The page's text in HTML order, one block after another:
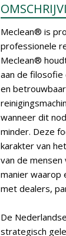
Meclean® is
professionele
Meclean®
aan de filosofie
en
wanneer dit
minder. Deze
karakter van
van de
manier
met dealers,
De
strategisch